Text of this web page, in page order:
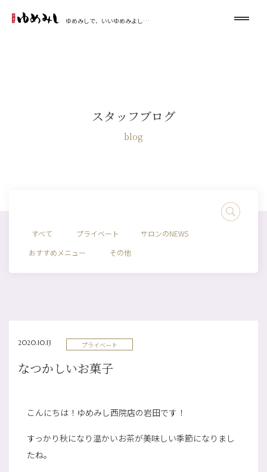
ゆめみしで、いいゆめみよし…
スタッフブログ
blog
すべて プライベート
サロンのNEWS
おすすめメニュー
その他
2020.10.13 プライベート
なつかしいお菓子
こんにちは！ゆめみし西院店の岩田です！
すっかり秋になり温かいお茶が美味しい季節になりまし
たね。